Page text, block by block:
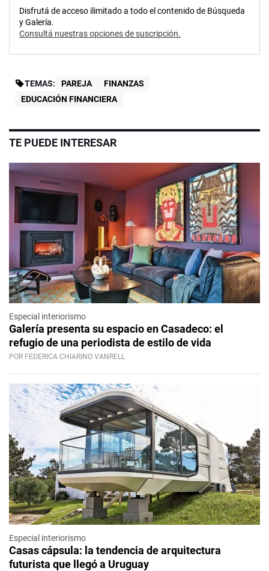
Disfrutá de acceso ilimitado a todo el contenido de Búsqueda
y Galería.
Consultá nuestras opciones de suscripción.
TEMAS: PAREJA
FINANZAS
EDUCACIÓN FINANCIERA
TE PUEDE INTERESAR
Especial interiorismo
Galería presenta su espacio en Casadeco: el
refugio de una periodista de estilo de vida
POR FEDERICA CHIARINO VANRELL
Especial interiorismo
Casas cápsula: la tendencia de arquitectura
futurista que llegó a Uruguay